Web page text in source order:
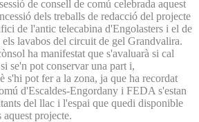
de consell de comú celebrada aquest
dels treballs de redacció del projecte
de l'antic telecabina d'Engolasters i el de
lavabos del circuit de gel Grandvalira.
ha manifestat que s'avaluarà si cal
se'n pot conservar una part i,
s'hi pot fer a la zona, ja que ha recordat
d'Escaldes-Engordany i FEDA s'estan
del llac i l'espai que quedi disponible
projecte.